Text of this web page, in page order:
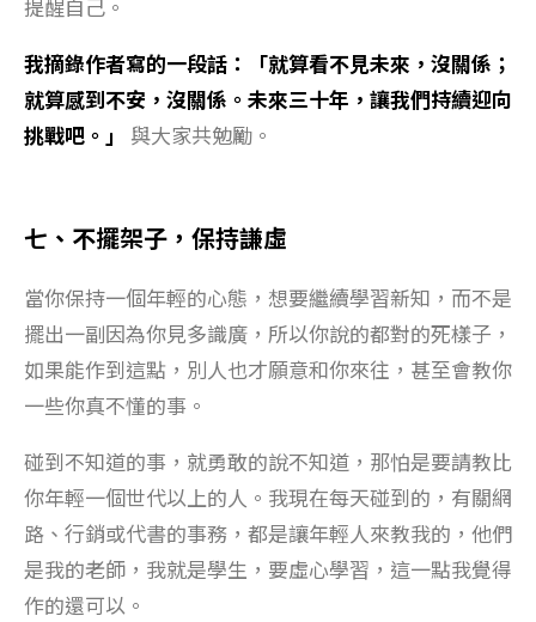
提醒自己。
我摘錄作者寫的一段話：「就算看不見未來，沒關係；
就算感到不安，沒關係。未來三十年，讓我們持續迎向
挑戰吧。」
與大家共勉勵。
七、不擺架子，保持謙虛
當你保持一個年輕的心態，想要繼續學習新知，而不是
擺出一副因為你見多識廣，所以你說的都對的死樣子，
如果能作到這點，別人也才願意和你來往，甚至會教你
一些你真不懂的事。
碰到不知道的事，就勇敢的說不知道，那怕是要請教比
你年輕一個世代以上的人。我現在每天碰到的，有關網
路、行銷或代書的事務，都是讓年輕人來教我的，他們
是我的老師，我就是學生，要虛心學習，這一點我覺得
作的還可以。